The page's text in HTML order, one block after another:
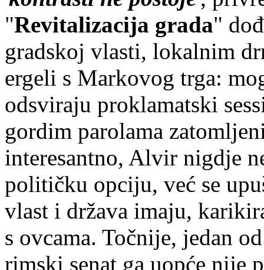
"Revitalizacija grada"
gradskoj vlasti, lokalnim
ergeli s Markovog trga:
odsviraju proklamatski
gordim parolama
interesantno, Alvir nigdje
političku opciju, već se
vlast i država imaju,
s ovcama. Točnije, jedan
rimski senat ga uopće nije